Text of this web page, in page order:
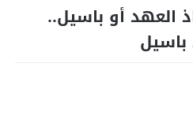
العهد أو باسيل..
باسيل